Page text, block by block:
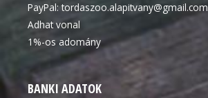
PayPal:tordaszoo.alapitvany@gmail.com
Adhat vonal
1%-os adomány
BANKI ADATOK